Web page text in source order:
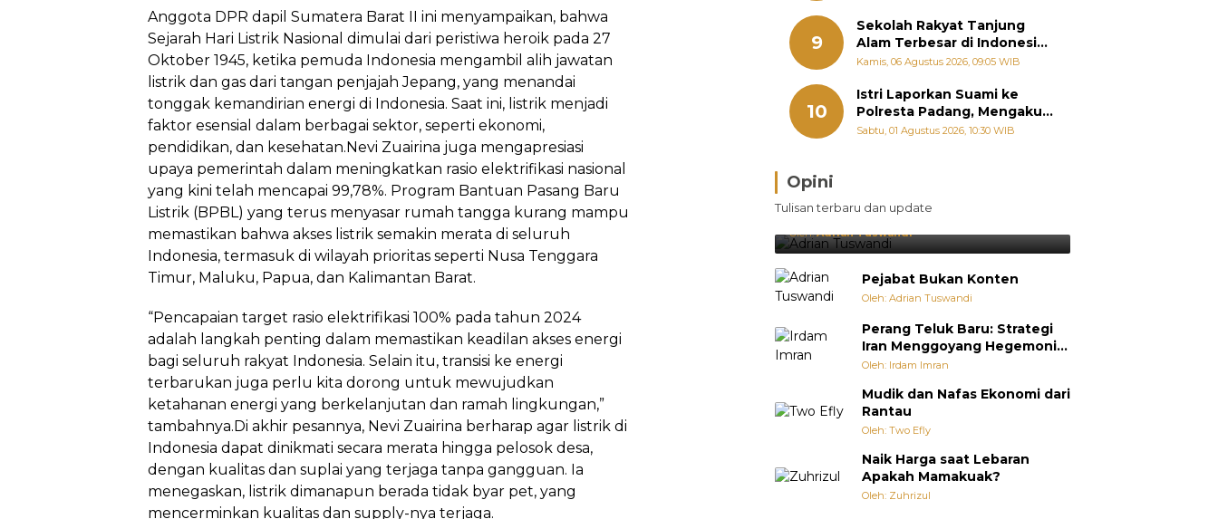
Anggota DPR dapil Sumatera Barat II ini menyampaikan, bahwa
Sejarah Hari Listrik Nasional dimulai dari peristiwa heroik pada 27
Oktober 1945, ketika pemuda Indonesia mengambil alih jawatan
listrik dan gas dari tangan penjajah Jepang, yang menandai
tonggak kemandirian energi di Indonesia. Saat ini, listrik menjadi
faktor esensial dalam berbagai sektor, seperti ekonomi,
pendidikan, dan kesehatan.Nevi Zuairina juga mengapresiasi
upaya pemerintah dalam meningkatkan rasio elektrifikasi nasional
yang kini telah mencapai 99,78%. Program Bantuan Pasang Baru
Listrik (BPBL) yang terus menyasar rumah tangga kurang mampu
memastikan bahwa akses listrik semakin merata di seluruh
Indonesia, termasuk di wilayah prioritas seperti Nusa Tenggara
Timur, Maluku, Papua, dan Kalimantan Barat.
“Pencapaian target rasio elektrifikasi 100% pada tahun 2024
adalah langkah penting dalam memastikan keadilan akses energi
bagi seluruh rakyat Indonesia. Selain itu, transisi ke energi
terbarukan juga perlu kita dorong untuk mewujudkan
ketahanan energi yang berkelanjutan dan ramah lingkungan,”
tambahnya.Di akhir pesannya, Nevi Zuairina berharap agar listrik di
Indonesia dapat dinikmati secara merata hingga pelosok desa,
dengan kualitas dan suplai yang terjaga tanpa gangguan. Ia
menegaskan, listrik dimanapun berada tidak byar pet, yang
mencerminkan kualitas dan supply-nya terjaga.
9
Sekolah Rakyat Tanjung
Alam Terbesar di Indonesia,
Groundbreaking September
Kamis, 06 Agustus 2026, 09:05 WIB
10
Istri Laporkan Suami ke
Polresta Padang, Mengaku
Dipaksa Berhubungan
Sabtu, 01 Agustus 2026, 10:30 WIB
Opini
Tulisan terbaru dan update
Brasil Lebih Diunggulkan, tetapi
Jepang Selalu Punya Cara Membuat
Kejutan
Oleh:Adrian Tuswandi
Pejabat Bukan Konten
Oleh: Adrian Tuswandi
Perang Teluk Baru: Strategi
Iran Menggoyang Hegemoni
AS dari Dalam
Oleh: Irdam Imran
Mudik dan Nafas Ekonomi dari
Rantau
Oleh: Two Efly
Naik Harga saat Lebaran
Apakah Mamakuak?
Oleh: Zuhrizul